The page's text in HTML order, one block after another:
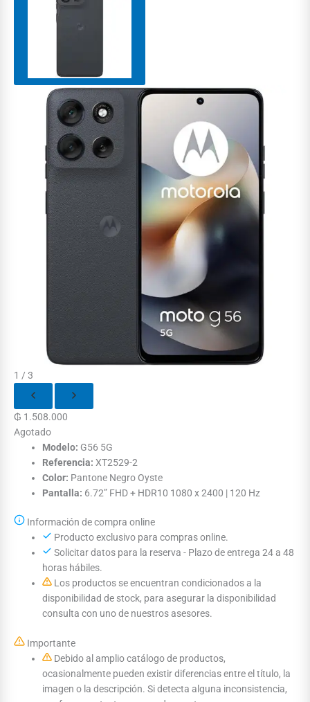
1 / 3
₲ 1.508.000
Agotado
Modelo: G56 5G
Referencia: XT2529-2
Color: Pantone Negro Oyste
Pantalla: 6.72” FHD + HDR10 1080 x 2400 | 120 Hz
Información de compra online
Producto exclusivo para compras online.
Solicitar datos para la reserva - Plazo de entrega 24 a 48
horas hábiles.
Los productos se encuentran condicionados a la
disponibilidad de stock, para asegurar la disponibilidad
consulta con uno de nuestros asesores.
Importante
Debido al amplio catálogo de productos,
ocasionalmente pueden existir diferencias entre el título, la
imagen o la descripción. Si detecta alguna inconsistencia,